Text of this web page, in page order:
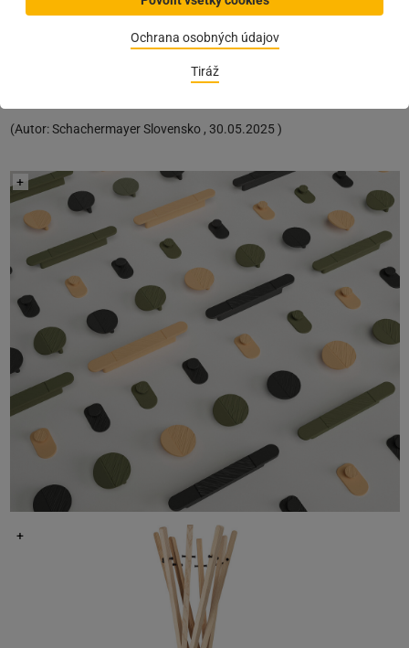
Ochrana osobných údajov
Tiráž
znamená rýchlu reakciu a úzku spoluprácu s regionálnymi
dodávateľmi, čo zaručuje flexibilitu a plynulý priebeh projektu.
pri výrobe. Časť tlačového materiálu sa recykluje a opätovne
(Autor:Schachermayer Slovensko , 30.05.2025)